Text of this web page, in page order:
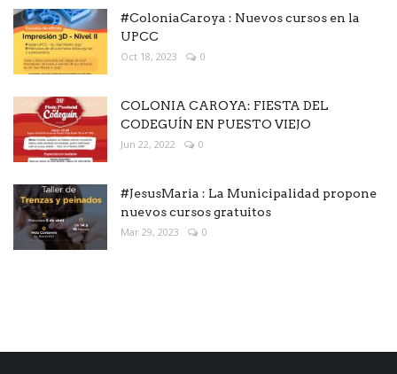
#ColoniaCaroya : Nuevos cursos en la
UPCC
Oct 18, 2023 0
COLONIA CAROYA: FIESTA DEL
CODEGUÍN EN PUESTO VIEJO
Jun 22, 2022 0
#JesusMaria : La Municipalidad propone
nuevos cursos gratuitos
Mar 29, 2023 0